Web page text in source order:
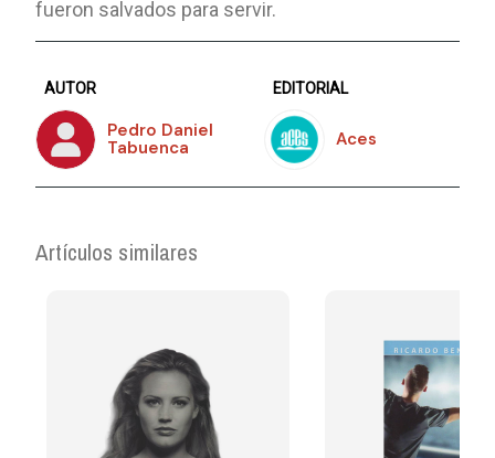
fueron salvados para servir.
AUTOR
Pedro Daniel
Tabuenca
EDITORIAL
Aces
Artículos similares